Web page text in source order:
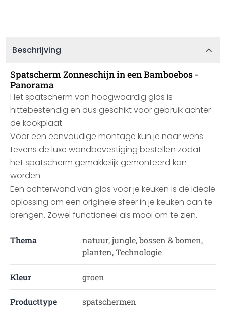
Beschrijving
Spatscherm Zonneschijn in een Bamboebos -
Panorama
Het spatscherm van hoogwaardig glas is
hittebestendig en dus geschikt voor gebruik achter
de kookplaat.
Voor een eenvoudige montage kun je naar wens
tevens de luxe wandbevestiging bestellen zodat
het spatscherm gemakkelijk gemonteerd kan
worden.
Een achterwand van glas voor je keuken is de ideale
oplossing om een originele sfeer in je keuken aan te
brengen. Zowel functioneel als mooi om te zien.
Thema
natuur, jungle, bossen & bomen,
planten, Technologie
Kleur groen
Producttype spatschermen